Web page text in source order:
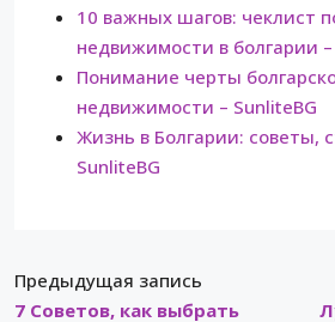
10 важных шагов: чеклист
недвижимости в болгарии –
Понимание черты
недвижимости – SunliteBG
Жизнь в Болгарии: советы,
SunliteBG
Предыдущая запись
7 Советов, как выбрать